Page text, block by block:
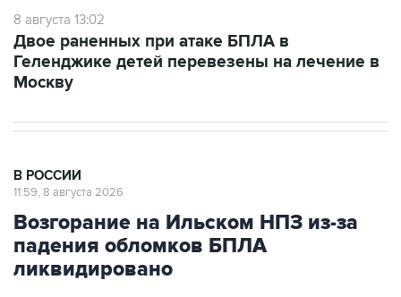
8 августа 13:02
Двое раненных при атаке БПЛА в
Геленджике детей перевезены на лечение в
Москву
В РОССИИ
11:59, 8 августа 2026
Возгорание на Ильском НПЗ из-за
падения обломков БПЛА
ликвидировано